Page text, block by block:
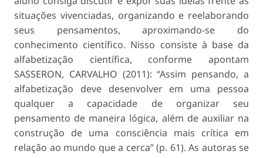
situações vivenciadas, organizando e reelaborando
seus pensamentos, aproximando-se do
conhecimento científico. Nisso consiste à base da
alfabetização científica, conforme apontam
SASSERON, CARVALHO (2011): “Assim pensando, a
alfabetização deve desenvolver em uma pessoa
qualquer a capacidade de organizar seu
pensamento de maneira lógica, além de auxiliar na
construção de uma consciência mais crítica em
relação ao mundo que a cerca” (p. 61). As autoras se